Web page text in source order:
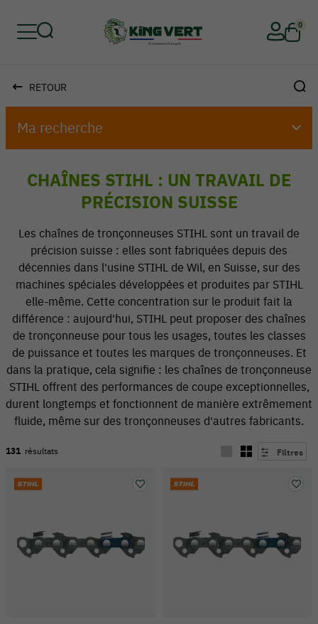
0
V
RETOUR
Ma recherche
CHAÎNES STIHL : UN TRAVAIL DE
PRÉCISION SUISSE
Les chaînes de tronçonneuses STIHL sont un travail de
précision suisse : elles sont fabriquées depuis des
décennies dans l'usine STIHL de Wil, en Suisse, sur des
machines spéciales développées et produites par STIHL
elle-même. Cette concentration sur le produit fait la
différence : aujourd'hui, STIHL peut proposer des chaînes
de tronçonneuse pour tous les usages, toutes les classes
de puissance et toutes les marques de tronçonneuses. Et
dans la pratique, cela signifie : les chaînes de tronçonneuse
STIHL offrent des performances de coupe exceptionnelles,
durent longtemps et fonctionnent de manière extrêmement
fluide, même sur des tronçonneuses d'autres fabricants.
131 résultats Filtres